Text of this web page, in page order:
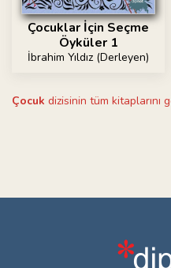
Çocuklar İçin Seçme
Öyküler 1
İbrahim Yıldız (Derleyen)
Çocuk dizisinin tüm kitaplarını